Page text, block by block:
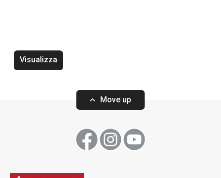
Wok PRESIDENT ø 30 cm, con
Visualizza
Move up